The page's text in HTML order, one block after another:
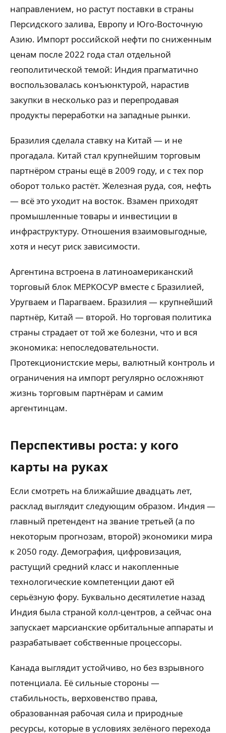
направлением, но растут поставки в страны
Персидского залива, Европу и Юго-Восточную
Азию. Импорт российской нефти по сниженным
ценам после 2022 года стал отдельной
геополитической темой: Индия прагматично
воспользовалась конъюнктурой, нарастив
закупки в несколько раз и перепродавая
продукты переработки на западные рынки.
Бразилия сделала ставку на Китай — и не
прогадала. Китай стал крупнейшим торговым
партнёром страны ещё в 2009 году, и с тех пор
оборот только растёт. Железная руда, соя, нефть
— всё это уходит на восток. Взамен приходят
промышленные товары и инвестиции в
инфраструктуру. Отношения взаимовыгодные,
хотя и несут риск зависимости.
Аргентина встроена в латиноамериканский
торговый блок МЕРКОСУР вместе с Бразилией,
Уругваем и Парагваем. Бразилия — крупнейший
партнёр, Китай — второй. Но торговая политика
страны страдает от той же болезни, что и вся
экономика: непоследовательности.
Протекционистские меры, валютный контроль и
ограничения на импорт регулярно осложняют
жизнь торговым партнёрам и самим
аргентинцам.
Перспективы роста: у кого
карты на руках
Если смотреть на ближайшие двадцать лет,
расклад выглядит следующим образом. Индия —
главный претендент на звание третьей (а по
некоторым прогнозам, второй) экономики мира
к 2050 году. Демография, цифровизация,
растущий средний класс и накопленные
технологические компетенции дают ей
серьёзную фору. Буквально десятилетие назад
Индия была страной колл-центров, а сейчас она
запускает марсианские орбитальные аппараты и
разрабатывает собственные процессоры.
Канада выглядит устойчиво, но без взрывного
потенциала. Её сильные стороны —
стабильность, верховенство права,
образованная рабочая сила и природные
ресурсы, которые в условиях зелёного перехода